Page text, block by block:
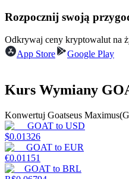
Dowiedz się, jak
Rozpocznij swoją
Odkrywaj ceny kryptowalut na
App Store
Google Play
Kurs Wymiany
Konwertuj Goatseus
GOAT to USD
$0.01326
GOAT to EUR
€0.01151
GOAT to BRL